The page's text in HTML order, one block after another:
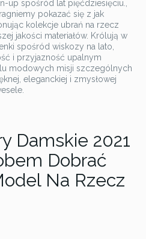
up spośród lat pięćdziesięciu.,
pokazać się z jak
kolekcje ubrań na rzecz
jakości materiałów. Królują w
spośród wiskozy na lato,
i przyjazność upalnym
modowych misji szczególnych
eleganckiej i zmysłowej
Damskie 2021
Dobrać
Na Rzecz